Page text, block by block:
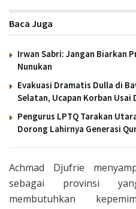
Baca Juga
Irwan Sabri: Jangan Biarkan
Nunukan
Evakuasi Dramatis Dulla di
Selatan, Ucapan Korban
Pengurus LPTQ Tarakan
Dorong Lahirnya Generasi
Achmad Djufrie
sebagai provinsi
membutuhkan